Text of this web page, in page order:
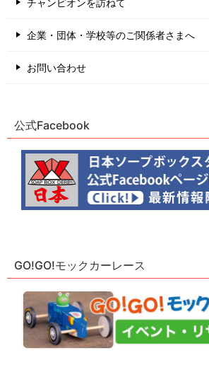
チャンピオンを訪ねて
企業・団体・学校等のご関係者さまへ
お問い合わせ
公式Facebook
GO!GO!モックカーレース